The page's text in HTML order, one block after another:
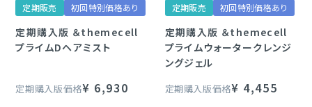
定期販売
初回特別価格あり
定期購入版 ＆themecell
プライムDヘアミスト
定期購入版価格¥ 6,930
定期販売
初回特別価格あり
定期購入版 ＆themecell
プライムウォータークレンジ
ングジェル
定期購入版価格¥ 4,455